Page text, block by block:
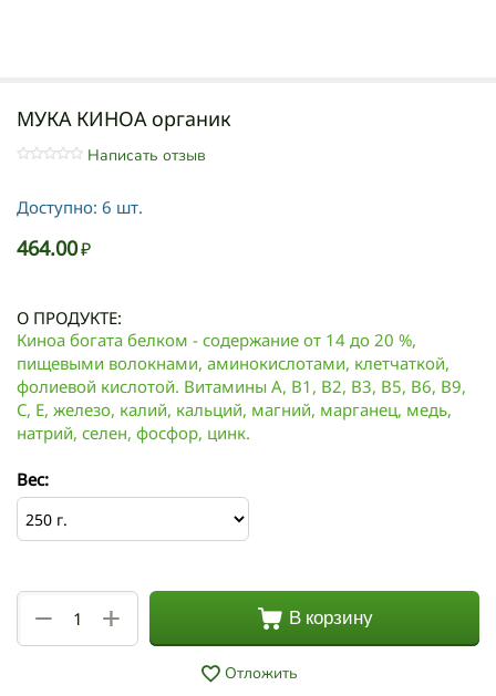
МУКА КИНОА органик
Написать отзыв
Доступно: 6 шт.
464.00₽
О ПРОДУКТЕ:
Киноа богата белком - содержание от 14 до 20 %,
пищевыми волокнами, аминокислотами, клетчаткой,
фолиевой кислотой. Витамины A, B1, B2, B3, B5, B6, B9,
C, E, железо, калий, кальций, магний, марганец, медь,
натрий, селен, фосфор, цинк.
Вес:
+
− В корзину
Отложить